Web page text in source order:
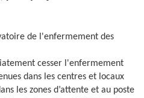
de l'enfermement des
cesser l'enfermement
dans les centres et locaux
les zones d’attente et au poste